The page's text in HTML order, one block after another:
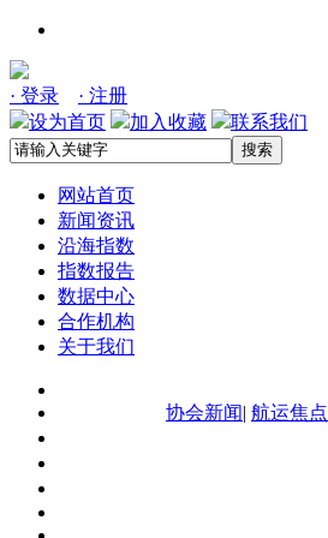
· 登录
· 注册
设为首页
加入收藏 联系我们
搜索
网站首页
新闻资讯
沿海指数
指数报告
数据中心
合作机构
关于我们
协会新闻| 航运焦点